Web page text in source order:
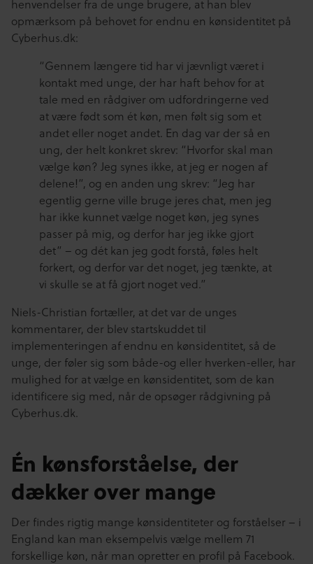
henvendelser fra de unge brugere, at han blev
opmærksom på behovet for endnu en kønsidentitet på
Cyberhus.dk:
“Gennem længere tid har vi jævnligt været i
kontakt med unge, der har haft behov for at
tale med en rådgiver om udfordringerne ved
at være født som ét køn, men følt sig som et
andet eller noget andet. En dag var der så en
ung, der helt konkret skrev: “Hvorfor skal man
vælge køn? Jeg synes ikke, at jeg er nogen af
delene!”, og en anden ung skrev: “Jeg har
egentlig gerne ville bruge jeres chat, men jeg
har ikke kunnet vælge noget køn, jeg synes
passer på mig, og derfor har jeg ikke gjort
det” – og dét kan jeg godt forstå, føles helt
forkert, og derfor var det noget, jeg tænkte, at
vi skulle se at få gjort noget ved.”
Niels-Christian fortæller, at det var de unges
kommentarer, der blev startskuddet til
implementeringen af endnu en kønsidentitet, så de
unge, der føler sig som både-og eller hverken-eller, har
mulighed for at vælge en kønsidentitet, som de kan
identificere sig med, når de opsøger rådgivning på
Cyberhus.dk.
Én kønsforståelse, der
dækker over mange
Der findes rigtig mange kønsidentiteter og forståelser – i
England kan man eksempelvis vælge mellem 71
forskellige køn, når man opretter en profil på Facebook.